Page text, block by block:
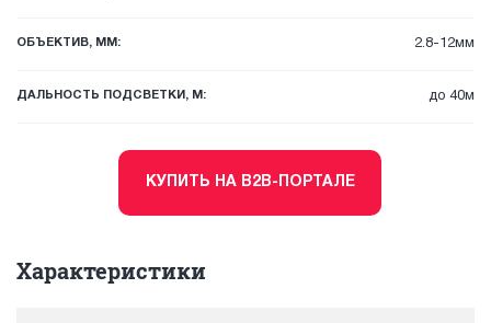
ОБЪЕКТИВ, ММ: 2.8-12мм
ДАЛЬНОСТЬ ПОДСВЕТКИ, М: до 40м
КУПИТЬ НА B2B-ПОРТАЛЕ
Характеристики